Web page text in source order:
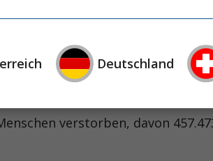
verstorben, davon
im Krankenhaus
auf der Intensivstation
verstorben, davon
Deutschland